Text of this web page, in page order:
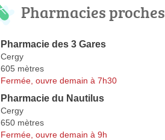
Pharmacies proches
Pharmacie des 3 Gares
Cergy
605 mètres
Fermée, ouvre demain à 7h30
Pharmacie du Nautilus
Cergy
650 mètres
Fermée, ouvre demain à 9h